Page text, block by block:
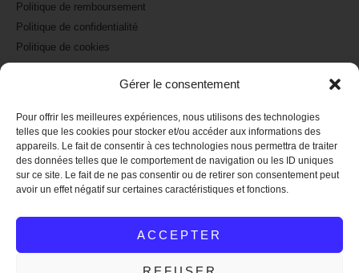
Gérer le consentement
Pour offrir les meilleures expériences, nous utilisons des technologies
telles que les cookies pour stocker et/ou accéder aux informations des
appareils. Le fait de consentir à ces technologies nous permettra de traiter
des données telles que le comportement de navigation ou les ID uniques
sur ce site. Le fait de ne pas consentir ou de retirer son consentement peut
avoir un effet négatif sur certaines caractéristiques et fonctions.
ACCEPTER
Politique de remboursement
Politique de confidentialité
Politique de cookies
A PROPOS
La marque Raoul et Marcelle
Nos revendeurs : où nous trouver
Nous suivre sur Instagram
Nous suivre sur Facebook